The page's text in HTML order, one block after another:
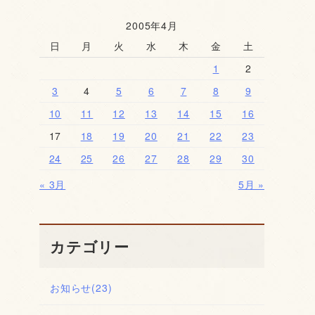
2005年4月
日
月 火 水 木 金
土
1
2
3
4 5 6 7 8
9
10
11 12 13 14 15
16
17
18 19 20 21 22
23
24
25 26 27 28 29
30
« 3月
5月 »
カテゴリー
お知らせ(23)